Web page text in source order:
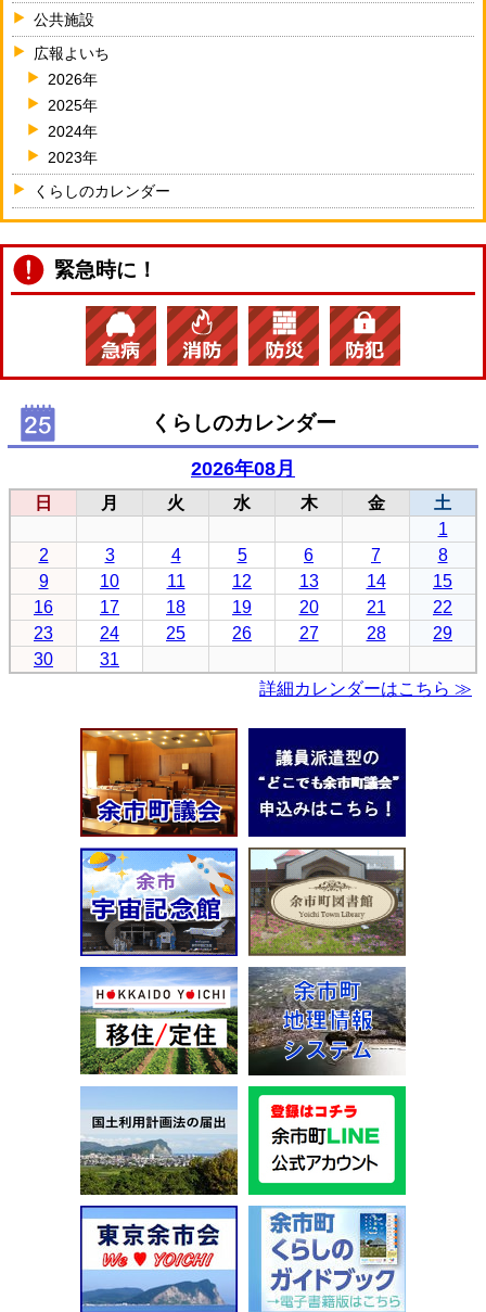
公共施設
広報よいち
2026年
2025年
2024年
2023年
くらしのカレンダー
緊急時に！
くらしのカレンダー